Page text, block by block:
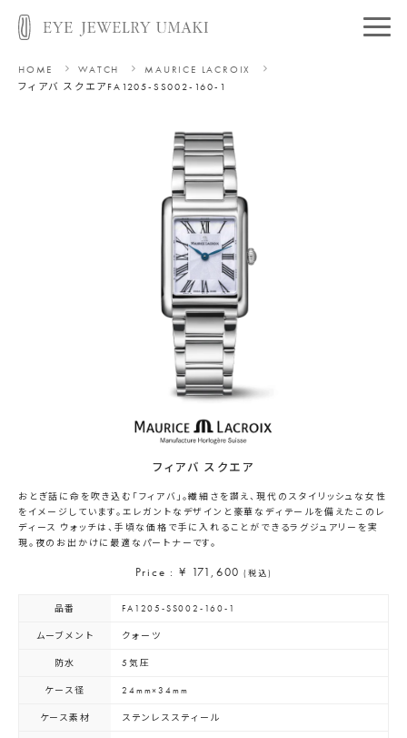
HOME WATCH
MAURICE LACROIX
フィアバ スクエア FA1205-SS002-160-1
フィアバ スクエア
おとぎ話に命を吹き込む「フィアバ」。繊細さを讃え、現代のスタイリッシュな女性
をイメージしています。エレガントなデザインと豪華なディテールを備えたこのレ
ディース ウォッチは、手頃な価格で手に入れることができるラグジュアリーを実
現。夜のお出かけに最適なパートナーです。
Price : ¥ 171,600 (税込)
品番 FA1205-SS002-160-1
ムーブメント クォーツ
防水 5気圧
ケース径 24mm×34mm
ケース素材 ステンレススティール